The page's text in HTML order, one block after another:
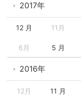
2017年
12 月 11月
6月 5 月
2016年
12月 11 月